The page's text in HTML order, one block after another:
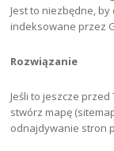
Jest to niezbędne,
indeksowane przez
Rozwiązanie
Jeśli to jeszcze
stwórz mapę
odnajdywanie stron